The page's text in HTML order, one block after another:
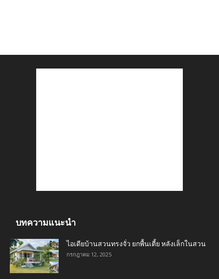
บทความแนะนำ
ไอเดียบ้านสวนทรงจั่ว ยกพื้นเตี้ย หลังเล็กในสวน
กรกฎาคม 12, 2025